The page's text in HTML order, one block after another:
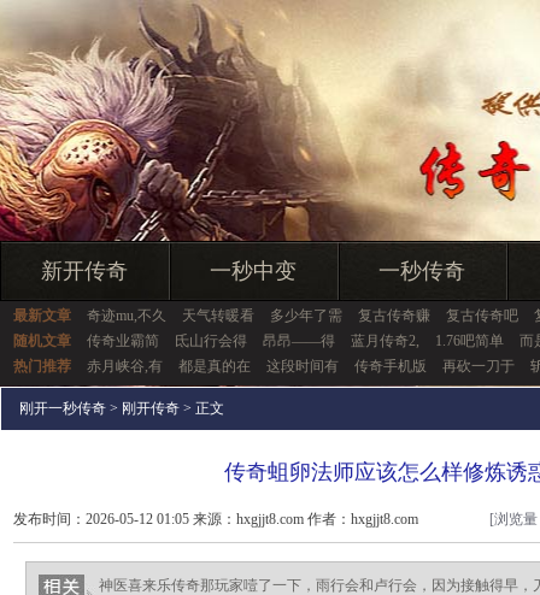
新开传奇 一秒中变 一秒传奇
最新文章 奇迹mu,不久 天气转暖看 多少年了需 复古传奇赚 复古传奇吧
随机文章
传奇业霸简 氐山行会得 昂昂——得 蓝月传奇2, 1.76吧简单
而
热门推荐
赤月峡谷,有 都是真的在 这段时间有 传奇手机版 再砍一刀于
刚开一秒传奇 > 刚开传奇 > 正文
传奇蛆卵法师应该怎么样修炼诱
发布时间：2026-05-12 01:05 来源：hxgjjt8.com 作者：hxgjjt8.com [浏览
神医喜来乐传奇那玩家噎了一下，雨行会和卢行会，因为接触得早，